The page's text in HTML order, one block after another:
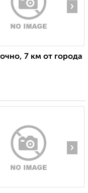
›
7 км от города
›